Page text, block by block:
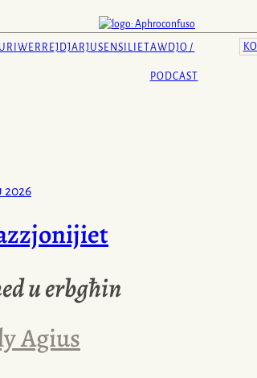
WERREJ DJARJUSENSILIET AWDJO /
PODCAST
u erbgħin
Agius